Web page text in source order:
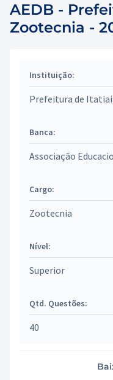
AEDB -
Zootecnia -
Instituição:
Prefeitura de
Banca:
Associação
Cargo:
Zootecnia
Nível:
Superior
Qtd. Questões:
40